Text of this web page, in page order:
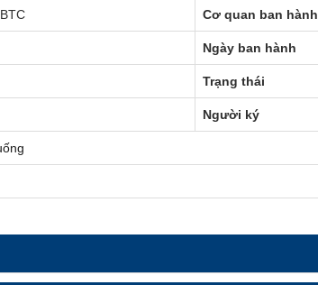
Cơ quan ban hành
Ngày ban hành
Trạng thái
Người ký